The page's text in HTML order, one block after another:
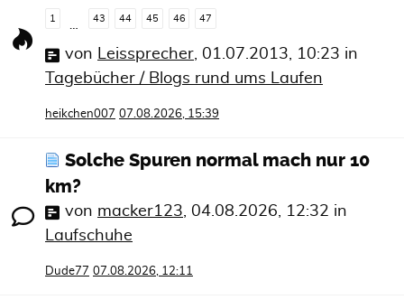
1 43 44 45 46 47
von Leissprecher 01.07.2013, 10:23 in
Tagebücher / Blogs rund ums Laufen
heikchen007 07.08.2026, 15:39
Solche Spuren normal mach nur 10
km?
von macker123 04.08.2026, 12:32 in
Laufschuhe
Dude77 07.08.2026, 12:11